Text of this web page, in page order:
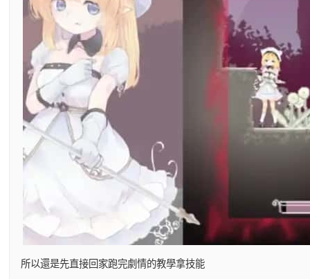
所以還是先直接回家跑完劇情的教學拿技能